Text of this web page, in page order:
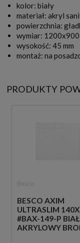
kolor: biały
materiał: akryl
powierzchnia:
wymiar: 1200x900
wysokość: 45 mm
montaż: na
PRODUKTY
BESCO AXIM
ULTRASLIM
#BAX-149-P
AKRYLOWY